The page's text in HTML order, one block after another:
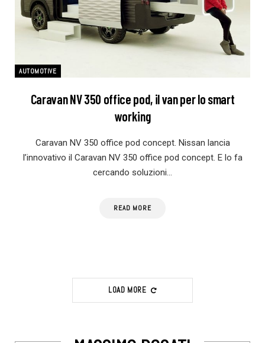
AUTOMOTIVE
Caravan NV 350 office pod, il van per lo smart
working
Caravan NV 350 office pod concept. Nissan lancia
l’innovativo il Caravan NV 350 office pod concept. E lo fa
cercando soluzioni…
READ MORE
LOAD MORE